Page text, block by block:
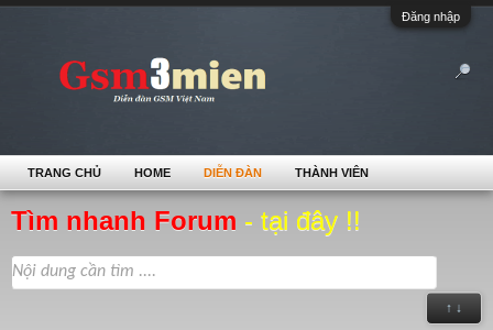
Đăng nhập
Tìm nhanh Forum - tại đây !!
↑ ↓
TRANG CHỦ HOME DIỄN ĐÀN THÀNH VIÊN